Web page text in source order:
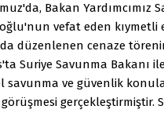
Bakan Yardımcımız
vefat eden kıymetli
düzenlenen cenaze
Suriye Savunma Bakanı
savunma ve güvenlik
gerçekleştirmiştir.